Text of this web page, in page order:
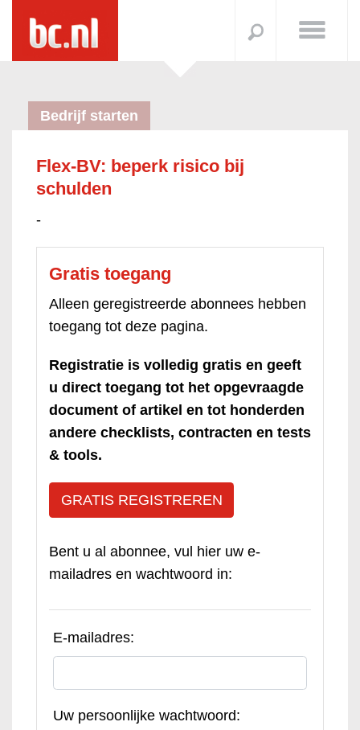
Bedrijf starten
Flex-BV: beperk risico bij
schulden
-
Gratis toegang
Alleen geregistreerde abonnees hebben
toegang tot deze pagina.
Registratie is volledig gratis en geeft
u direct toegang tot het opgevraagde
document of artikel en tot honderden
andere checklists, contracten en tests
& tools.
GRATIS REGISTREREN
Bent u al abonnee, vul hier uw e-
mailadres en wachtwoord in:
E-mailadres:
Uw persoonlijke wachtwoord: